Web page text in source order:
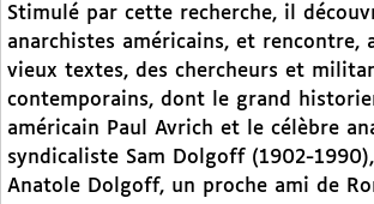
Stimulé par cette recherche, il
anarchistes américains, et rencontre,
vieux textes, des chercheurs et
contemporains, dont le grand
américain Paul Avrich et le célèbre
syndicaliste Sam Dolgoff (1902-
Anatole Dolgoff, un proche ami de